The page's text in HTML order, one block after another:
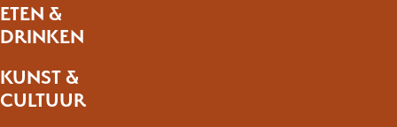
ETEN &
DRINKEN
KUNST &
CULTUUR